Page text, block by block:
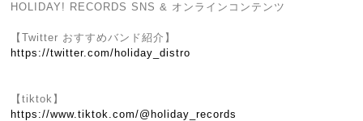
HOLIDAY! RECORDS SNS & オンラインコンテンツ
【Twitter おすすめバンド紹介】
https://twitter.com/holiday_distro
【tiktok】
https://www.tiktok.com/@holiday_records